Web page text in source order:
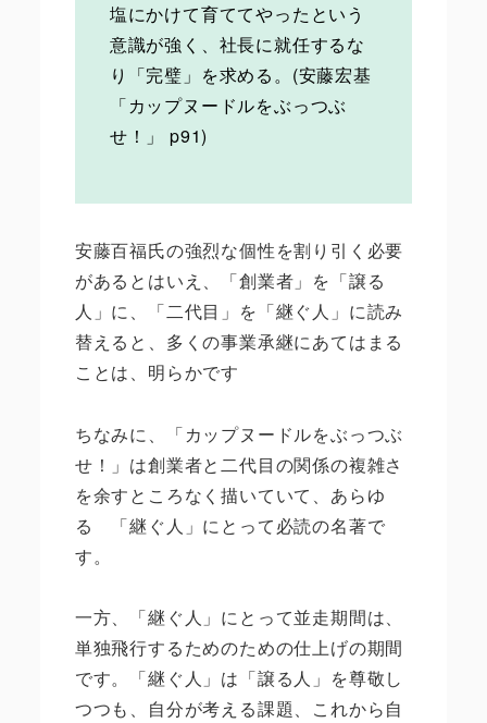
塩にかけて育ててやったという
意識が強く、社長に就任するな
り「完璧」を求める。(安藤宏基
「カップヌードルをぶっつぶ
せ！」 p91)
安藤百福氏の強烈な個性を割り引く必要
があるとはいえ、「創業者」を「譲る
人」に、「二代目」を「継ぐ人」に読み
替えると、多くの事業承継にあてはまる
ことは、明らかです
ちなみに、「カップヌードルをぶっつぶ
せ！」は創業者と二代目の関係の複雑さ
を余すところなく描いていて、あらゆ
る 「継ぐ人」にとって必読の名著で
す。
一方、「継ぐ人」にとって並走期間は、
単独飛行するためのための仕上げの期間
です。「継ぐ人」は「譲る人」を尊敬し
つつも、自分が考える課題、これから自